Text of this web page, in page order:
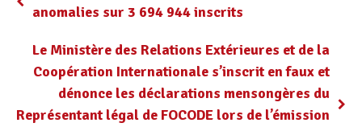
anomalies sur 3 694 944 inscrits
Le Ministère des Relations Extérieures et de la
Coopération Internationale s’inscrit en faux et
dénonce les déclarations mensongères du
Représentant légal de FOCODE lors de l’émission